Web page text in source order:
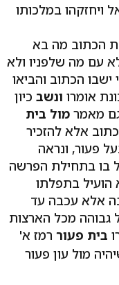
ויחזקהו במלכותו
הכתוב מה בא
עם מה שלפניו ולא
ישבו הכתוב והביאו
אומרו ונשב כיון
מאמר מול בית
אלא להזכיר
פעור, ונראה
בו בתחילת הפרשה
הועיל בתפלתו
אלא עכבה עד
גבוהה מכל הארצות
בית פעור רמז א'
מול עון פעור